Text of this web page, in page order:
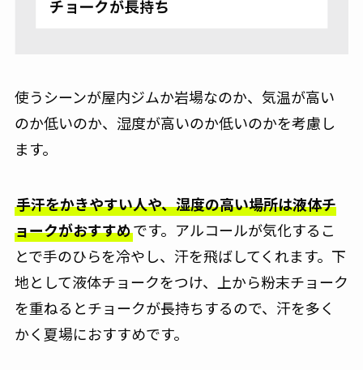
使うシーンが屋内ジムか岩場なのか、気温が高い
のか低いのか、湿度が高いのか低いのかを考慮し
ます。
手汗をかきやすい人や、湿度の高い場所は液体チ
ョークがおすすめです。アルコールが気化するこ
とで手のひらを冷やし、汗を飛ばしてくれます。下
地として液体チョークをつけ、上から粉末チョーク
を重ねるとチョークが長持ちするので、汗を多く
かく夏場におすすめです。